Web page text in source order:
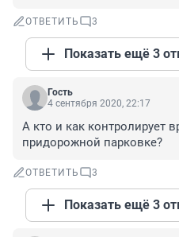
ОТВЕТИТЬ 3
Показать ещё 3
Гость
4 сентября 2020, 22:17
А кто и как контролирует
придорожной парковке?
ОТВЕТИТЬ 3
Показать ещё 3